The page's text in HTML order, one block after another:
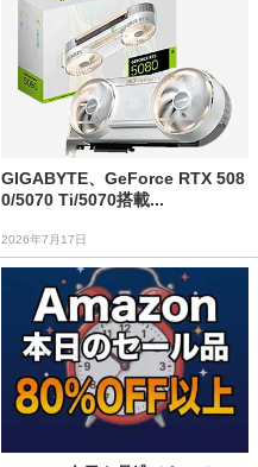
GIGABYTE、GeForce RTX 508
0/5070 Ti/5070搭載...
2026年7月17日